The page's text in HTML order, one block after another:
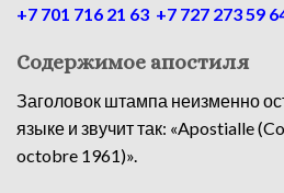
+7 701 716 21 63 +7 727 273 59
Содержимое апостиля
Заголовок штампа неизменно
языке и звучит так: «Apostialle
octobre 1961)».